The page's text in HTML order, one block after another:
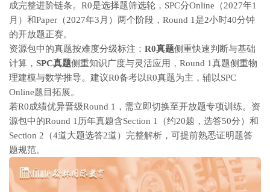
成完整进阶链条。R0是选择题筛选轮，SPC分Online（2027年1
月）和Paper（2027年3月）两个阶段，Round 1是2小时40分钟
的开放题正赛。
资源包中的真题按难度分级标注： R0真题侧重快速判断与基础
计算， SPC真题侧重知识广度与灵活应用，Round 1真题侧重物
理建模与数学推导。建议R0备考以R0真题为主，辅以SPC
Online题目拓展。
若R0成绩优异晋级Round 1，需立即切换至开放题专项训练。资
源包中的Round 1历年真题含Section 1（约20题，选答50分）和
Section 2（4道大题选答2道）完整解析，可提前熟悉证明题答
题规范。